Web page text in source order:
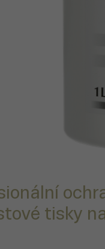
tisky